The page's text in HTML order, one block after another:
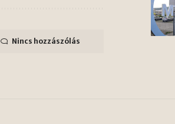
Nincs hozzászólás